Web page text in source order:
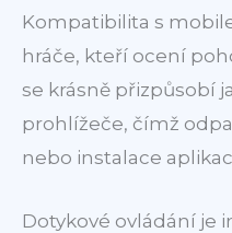
Kompatibilita s
hráče, kteří ocení
se krásně přizpůsobí
prohlížeče, čímž
nebo instalace
Dotykové ovládání je